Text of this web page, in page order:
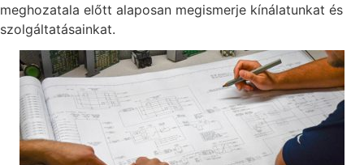
meghozatala előtt alaposan megismerje kínálatunkat és
szolgáltatásainkat.